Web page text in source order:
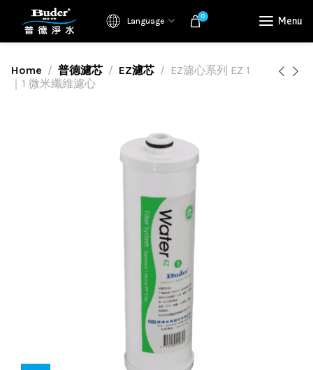
Language 0 Menu
Home 普德濾芯 EZ濾芯
EZ濾心系列 EZ 1
｜1 微米纖維濾心